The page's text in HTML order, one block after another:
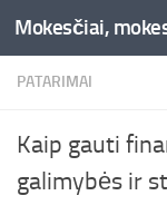
Skip to content
PATARIMAI
Kaip gauti
galimybės ir